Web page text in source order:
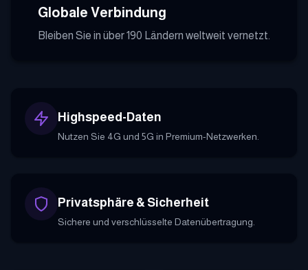
Globale Verbindung
Bleiben Sie in über 190 Ländern weltweit vernetzt.
Highspeed-Daten
Nutzen Sie 4G und 5G in Premium-Netzwerken.
Privatsphäre & Sicherheit
Sichere und verschlüsselte Datenübertragung.